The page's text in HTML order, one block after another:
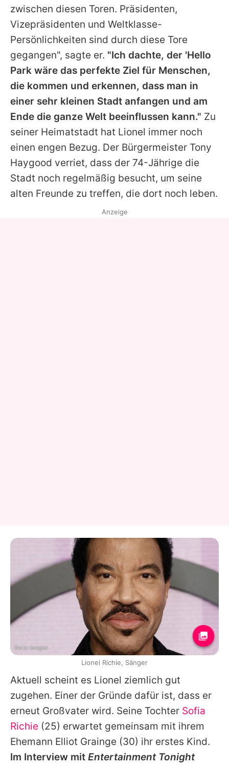
zwischen diesen Toren. Präsidenten,
Vizepräsidenten und Weltklasse-
Persönlichkeiten sind durch diese Tore
gegangen", sagte er. "Ich dachte, der 'Hello
Park wäre das perfekte Ziel für Menschen,
die kommen und erkennen, dass man in
einer sehr kleinen Stadt anfangen und am
Ende die ganze Welt beeinflussen kann." Zu
seiner Heimatstadt hat Lionel immer noch
einen engen Bezug. Der Bürgermeister Tony
Haygood verriet, dass der 74-Jährige die
Stadt noch regelmäßig besucht, um seine
alten Freunde zu treffen, die dort noch leben.
Aktuell scheint es Lionel ziemlich gut
zugehen. Einer der Gründe dafür ist, dass er
erneut Großvater wird. Seine Tochter Sofia
Richie (25) erwartet gemeinsam mit ihrem
Ehemann Elliot Grainge (30) ihr erstes Kind.
Im Interview mit Entertainment Tonight
Anzeige
Getty Images
Lionel Richie, Sänger